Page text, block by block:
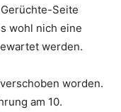
Seite
wohl nich eine
werden.
worden.
am 10.